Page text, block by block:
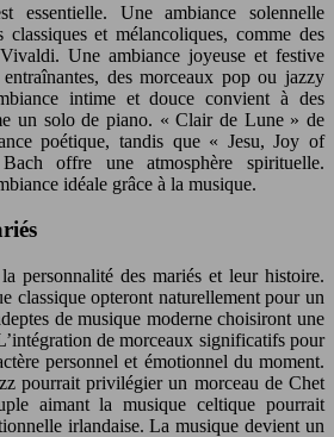
essentielle. Une ambiance solennelle
classiques et mélancoliques, comme des
Une ambiance joyeuse et festive
des morceaux pop ou jazzy
intime et douce convient à des
un solo de piano. « Clair de Lune » de
poétique, tandis que « Jesu, Joy of
offre une atmosphère spirituelle.
idéale grâce à la musique.
personnalité des mariés et leur histoire.
classique opteront naturellement pour un
de musique moderne choisiront une
de morceaux significatifs pour
personnel et émotionnel du moment.
pourrait privilégier un morceau de Chet
aimant la musique celtique pourrait
irlandaise. La musique devient un